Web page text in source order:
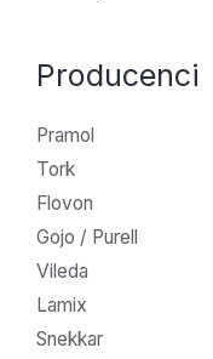
Producenci
Pramol
Tork
Flovon
Gojo / Purell
Vileda
Lamix
Snekkar